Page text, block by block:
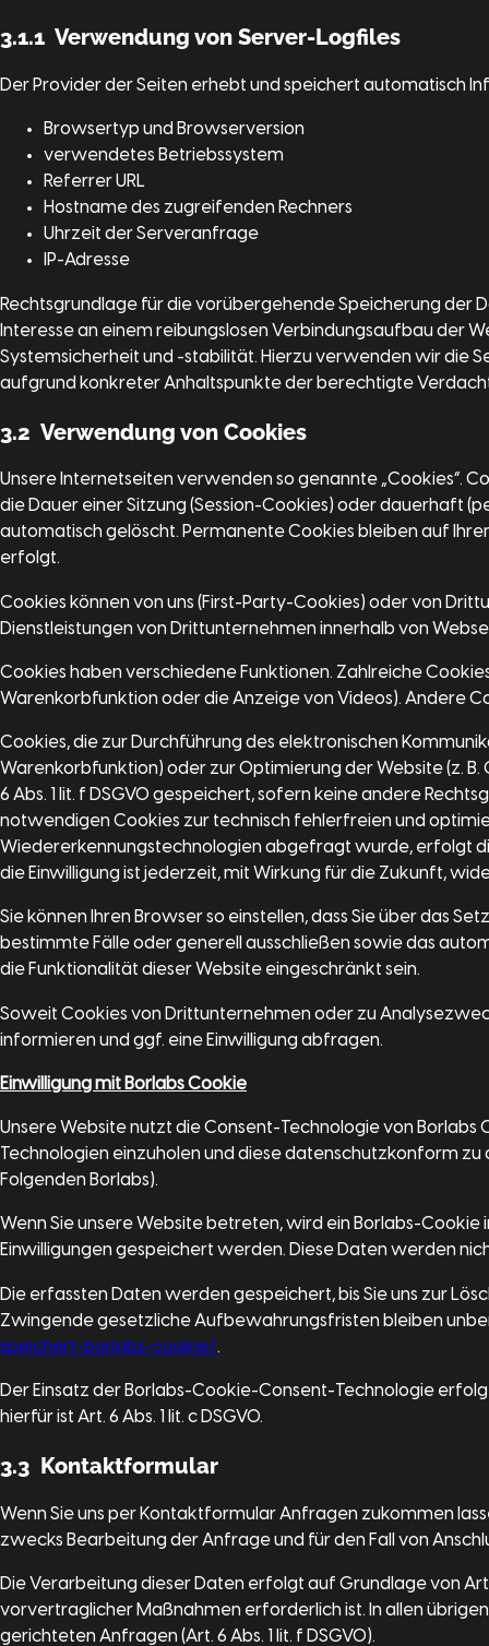
3.1.1 Verwendung von Server-Logfiles
Der Provider der Seiten erhebt und speichert automatisch
Browsertyp und Browserversion
verwendetes Betriebssystem
Referrer URL
Hostname des zugreifenden Rechners
Uhrzeit der Serveranfrage
IP-Adresse
Rechtsgrundlage für die vorübergehende Speicherung der
Interesse an einem reibungslosen Verbindungsaufbau der
Systemsicherheit und -stabilität. Hierzu verwenden wir die
aufgrund konkreter Anhaltspunkte der berechtigte
3.2 Verwendung von Cookies
Unsere Internetseiten verwenden so genannte „Cookies“.
die Dauer einer Sitzung (Session-Cookies) oder dauerhaft
automatisch gelöscht. Permanente Cookies bleiben auf
erfolgt.
Cookies können von uns (First-Party-Cookies) oder von
Dienstleistungen von Drittunternehmen innerhalb von
Cookies haben verschiedene Funktionen. Zahlreiche
Warenkorbfunktion oder die Anzeige von Videos). Andere
Cookies, die zur Durchführung des elektronischen
Warenkorbfunktion) oder zur Optimierung der Website (z.
6 Abs. 1 lit. f DSGVO gespeichert, sofern keine andere
notwendigen Cookies zur technisch fehlerfreien und
Wiedererkennungstechnologien abgefragt wurde, erfolgt die
die Einwilligung ist jederzeit, mit Wirkung für die Zukunft,
Sie können Ihren Browser so einstellen, dass Sie über das
bestimmte Fälle oder generell ausschließen sowie das
die Funktionalität dieser Website eingeschränkt sein.
Soweit Cookies von Drittunternehmen oder zu
informieren und ggf. eine Einwilligung abfragen.
Einwilligung mit Borlabs Cookie
Unsere Website nutzt die Consent-Technologie von
Technologien einzuholen und diese datenschutzkonform
Folgenden Borlabs).
Wenn Sie unsere Website betreten, wird ein Borlabs-
Einwilligungen gespeichert werden. Diese Daten werden
Die erfassten Daten werden gespeichert, bis Sie uns zur
Zwingende gesetzliche Aufbewahrungsfristen bleiben
speichert-borlabs-cookie/.
Der Einsatz der Borlabs-Cookie-Consent-Technologie
hierfür ist Art. 6 Abs. 1 lit. c DSGVO.
3.3 Kontaktformular
Wenn Sie uns per Kontaktformular Anfragen zukommen
zwecks Bearbeitung der Anfrage und für den Fall von
Die Verarbeitung dieser Daten erfolgt auf Grundlage von
vorvertraglicher Maßnahmen erforderlich ist. In allen
gerichteten Anfragen (Art. 6 Abs. 1 lit. f DSGVO).